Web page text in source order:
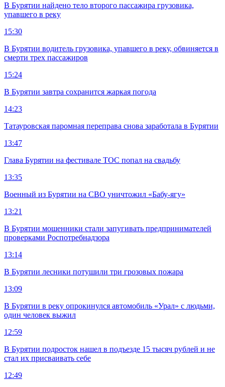
В Бурятии найдено тело второго пассажира грузовика,
упавшего в реку
15:30
В Бурятии водитель грузовика, упавшего в реку, обвиняется в
смерти трех пассажиров
15:24
В Бурятии завтра сохранится жаркая погода
14:23
Татауровская паромная переправа снова заработала в Бурятии
13:47
Глава Бурятии на фестивале ТОС попал на свадьбу
13:35
Военный из Бурятии на СВО уничтожил «Бабу-ягу»
13:21
В Бурятии мошенники стали запугивать предпринимателей
проверками Роспотребнадзора
13:14
В Бурятии лесники потушили три грозовых пожара
13:09
В Бурятии в реку опрокинулся автомобиль «Урал» с людьми,
один человек выжил
12:59
В Бурятии подросток нашел в подъезде 15 тысяч рублей и не
стал их присваивать себе
12:49